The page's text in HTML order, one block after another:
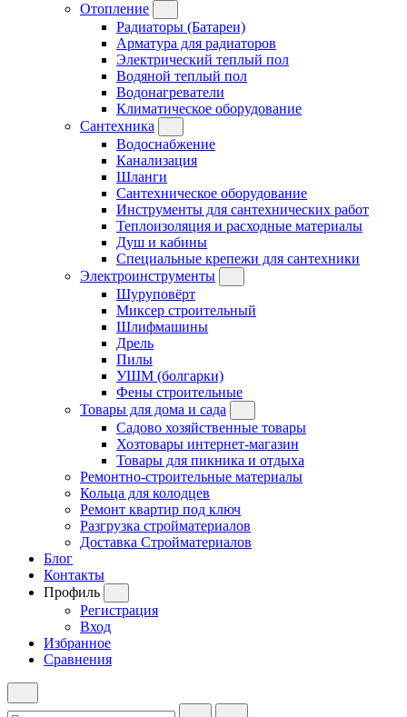
Отопление
Радиаторы (Батареи)
Арматура для радиаторов
Электрический теплый пол
Водяной теплый пол
Водонагреватели
Климатическое оборудование
Сантехника
Водоснабжение
Канализация
Шланги
Сантехническое оборудование
Инструменты для сантехнических работ
Теплоизоляция и расходные материалы
Душ и кабины
Специальные крепежи для сантехники
Электроинструменты
Шуруповёрт
Миксер строительный
Шлифмашины
Дрель
Пилы
УШМ (болгарки)
Фены строительные
Товары для дома и сада
Садово хозяйственные товары
Хозтовары интернет-магазин
Товары для пикника и отдыха
Ремонтно-строительные материалы
Кольца для колодцев
Ремонт квартир под ключ
Разгрузка стройматериалов
Доставка Стройматериалов
Блог
Контакты
Профиль
Регистрация
Вход
Избранное
Сравнения